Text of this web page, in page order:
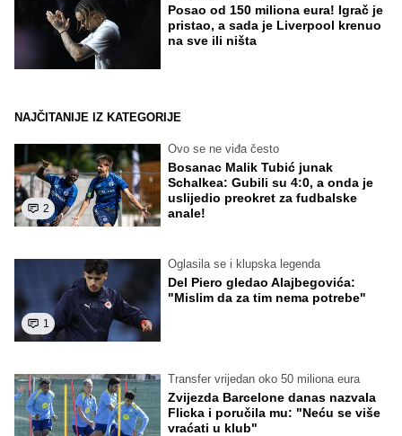
Posao od 150 miliona eura! Igrač je
pristao, a sada je Liverpool krenuo
na sve ili ništa
NAJČITANIJE IZ KATEGORIJE
2
Ovo se ne viđa često
Bosanac Malik Tubić junak
Schalkea: Gubili su 4:0, a onda je
uslijedio preokret za fudbalske
anale!
1
Oglasila se i klupska legenda
Del Piero gledao Alajbegovića:
"Mislim da za tim nema potrebe"
Transfer vrijedan oko 50 miliona eura
Zvijezda Barcelone danas nazvala
Flicka i poručila mu: "Neću se više
vraćati u klub"